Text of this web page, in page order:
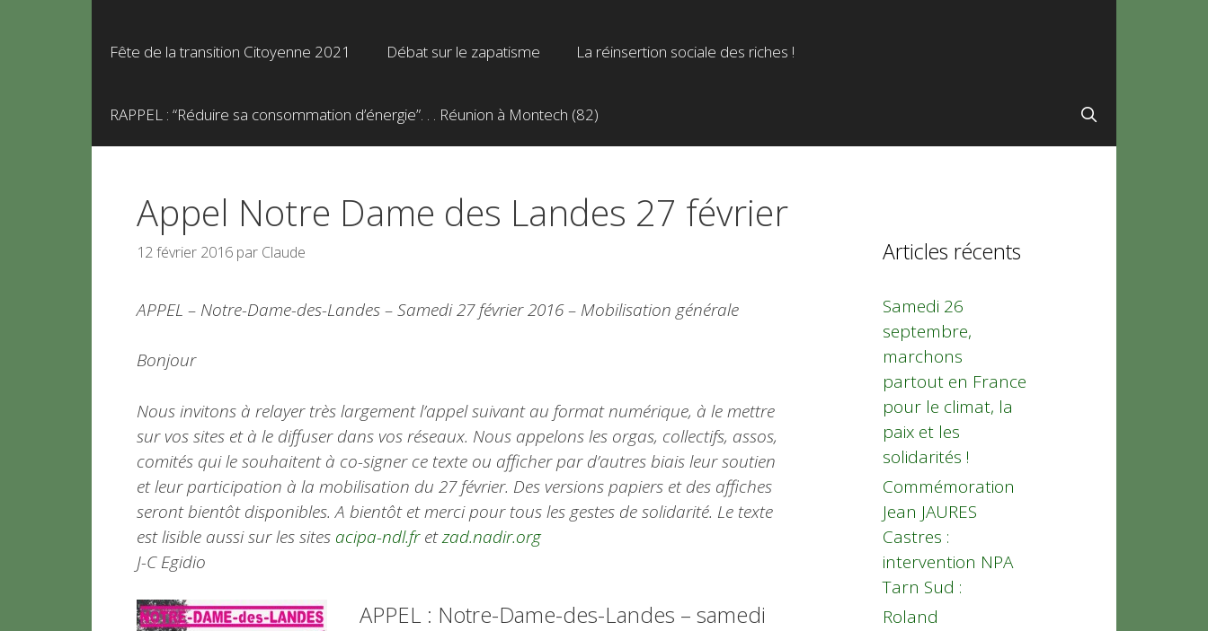
Fête de la transition Citoyenne 2021 Débat sur le zapatisme La réinsertion sociale des riches !
RAPPEL : “Réduire sa consommation d’énergie”. . . Réunion à Montech (82)
Appel Notre Dame des Landes 27 février
12 février 2016 par Claude
APPEL – Notre-Dame-des-Landes – Samedi 27 février 2016 – Mobilisation générale
Bonjour
Nous invitons à relayer très largement l’appel suivant au format numérique, à le mettre
sur vos sites et à le diffuser dans vos réseaux. Nous appelons les orgas, collectifs, assos,
comités qui le souhaitent à co-signer ce texte ou afficher par d’autres biais leur soutien
et leur participation à la mobilisation du 27 février. Des versions papiers et des affiches
seront bientôt disponibles. A bientôt et merci pour tous les gestes de solidarité. Le texte
est lisible aussi sur les sites acipa-ndl.fretzad.nadir.org
J-C Egidio
APPEL : Notre-Dame-des-Landes – samedi
Articles récents
Samedi 26
septembre,
marchons
partout en France
pour le climat, la
paix et les
solidarités !
Commémoration
Jean JAURES
Castres :
intervention NPA
Tarn Sud :
Roland